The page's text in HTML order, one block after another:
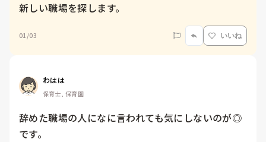
新しい職場を探します。
01/03 いいね
わはは
保育士, 保育園
辞めた職場の人になに言われても気にしないのが◎
です。